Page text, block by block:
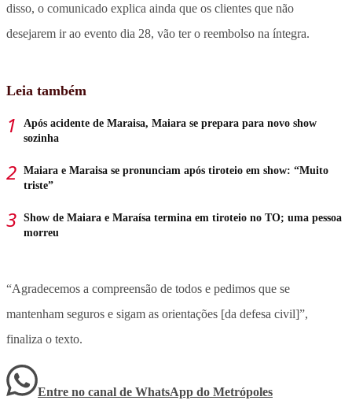
disso, o comunicado explica ainda que os clientes que não
desejarem ir ao evento dia 28, vão ter o reembolso na íntegra.
Leia também
Após acidente de Maraisa, Maiara se prepara para novo show
sozinha
Maiara e Maraisa se pronunciam após tiroteio em show: “Muito
triste”
Show de Maiara e Maraísa termina em tiroteio no TO; uma pessoa
morreu
“Agradecemos a compreensão de todos e pedimos que se
mantenham seguros e sigam as orientações [da defesa civil]”,
finaliza o texto.
Entre no canal de WhatsApp do Metrópoles